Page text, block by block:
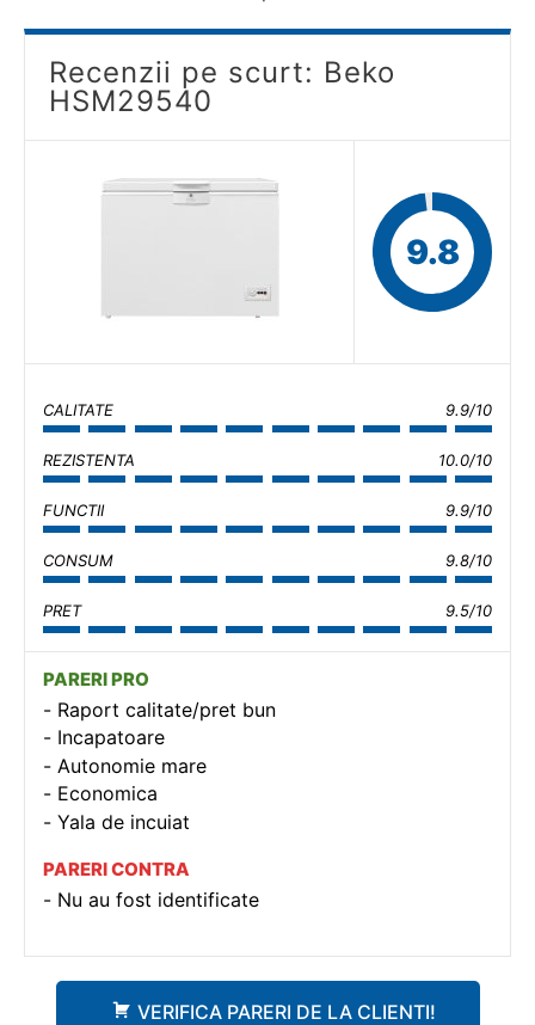
Recenzii pe scurt: Beko
HSM29540
9.8
CALITATE 9.9/10
REZISTENTA 10.0/10
FUNCTII 9.9/10
CONSUM 9.8/10
PRET 9.5/10
PARERI PRO
Raport calitate/pret bun
Incapatoare
Autonomie mare
Economica
Yala de incuiat
PARERI CONTRA
Nu au fost identificate
VERIFICA PARERI DE LA CLIENTI!